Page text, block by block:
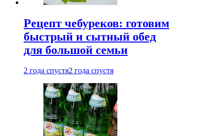
Рецепт чебуреков: готовим
быстрый и сытный обед
для большой семьи
2 года спустя2 года спустя